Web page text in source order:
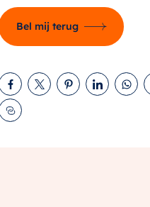
Bel mij terug